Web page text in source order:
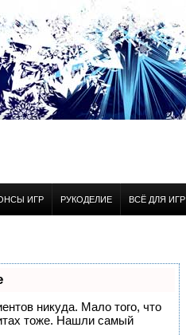
ИГР РУКОДЕЛИЕ ВСЁ ДЛЯ ИГР
никуда. Мало того, что
тоже. Нашли самый